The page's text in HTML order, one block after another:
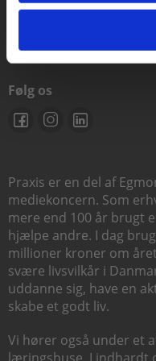
Følg os
Praxis er en del af
mediekoncern. Som
mere end 100 år brugt
hjælpe andre. I dag
millioner kroner om
svære livsvilkår i
uddanne sig, have en
skabe et godt liv.
Vi hører også under et